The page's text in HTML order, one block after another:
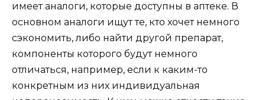
имеет аналоги, которые доступны в аптеке. В
основном аналоги ищут те, кто хочет немного
сэкономить, либо найти другой препарат,
компоненты которого будут немного
отличаться, например, если к каким-то
конкретным из них индивидуальная